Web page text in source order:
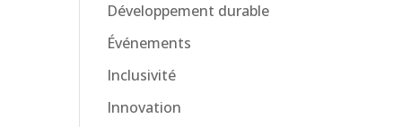
Développement durable
Événements
Inclusivité
Innovation